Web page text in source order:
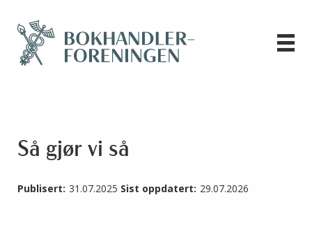
Så gjør vi så
Publisert: 31.07.2025 Sist oppdatert: 29.07.2026